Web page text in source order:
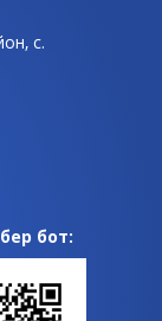
с.
бот: